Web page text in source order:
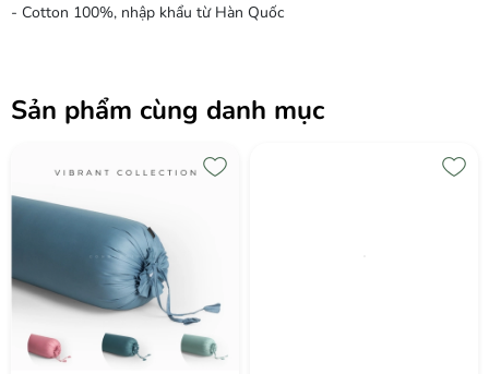
- Cotton 100%, nhập khẩu từ Hàn Quốc
Sản phẩm cùng danh mục